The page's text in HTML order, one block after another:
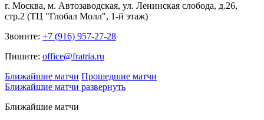
г. Москва, м. Автозаводская, ул. Ленинская слобода, д.26,
стр.2 (ТЦ "Глобал Молл", 1-й этаж)
Звоните: +7 (916) 957-27-28
Пишите: office@fratria.ru
Ближайшие матчи Прошедшие матчи
Ближайшие матчи развернуть
Ближайшие матчи